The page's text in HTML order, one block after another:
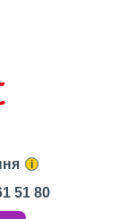
i
51 80